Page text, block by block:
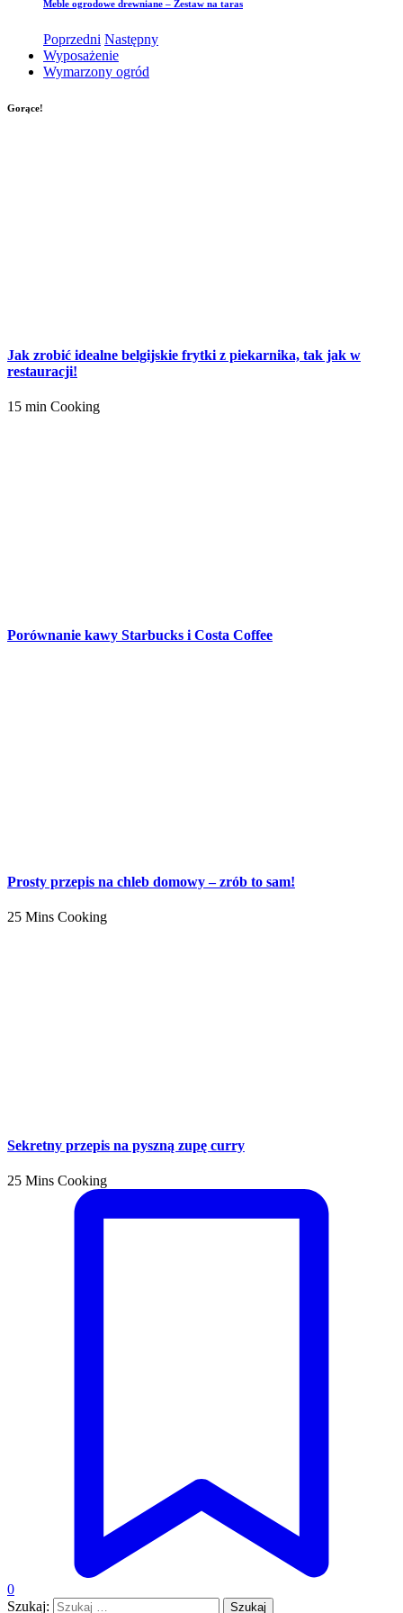
Meble ogrodowe drewniane – Zestaw na taras
Poprzedni Następny
Wyposażenie
Wymarzony ogród
Gorące!
Jak zrobić idealne belgijskie frytki z piekarnika, tak jak w
restauracji!
15 min Cooking
Porównanie kawy Starbucks i Costa Coffee
Prosty przepis na chleb domowy – zrób to sam!
25 Mins Cooking
Sekretny przepis na pyszną zupę curry
25 Mins Cooking
0
Szukaj: